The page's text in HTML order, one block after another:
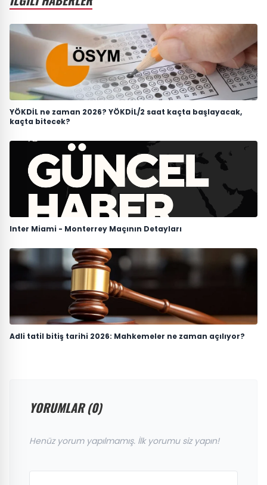
YÖKDİL ne zaman 2026? YÖKDİL/2 saat kaçta başlayacak,
kaçta bitecek?
Inter Miami - Monterrey Maçının Detayları
Adli tatil bitiş tarihi 2026: Mahkemeler ne zaman açılıyor?
YORUMLAR (0)
Henüz yorum yapılmamış. İlk yorumu siz yapın!